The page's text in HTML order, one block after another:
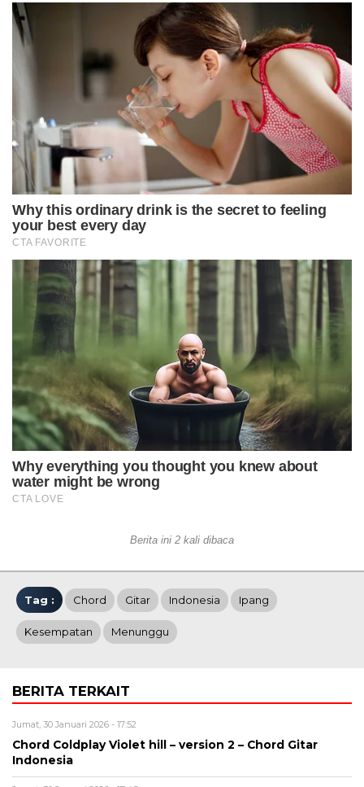
Berita ini 2 kali dibaca
Tag : Chord Gitar Indonesia Ipang
Kesempatan Menunggu
BERITA TERKAIT
Jumat, 30 Januari 2026 - 17:52
Chord Coldplay Violet hill – version 2 – Chord Gitar
Indonesia